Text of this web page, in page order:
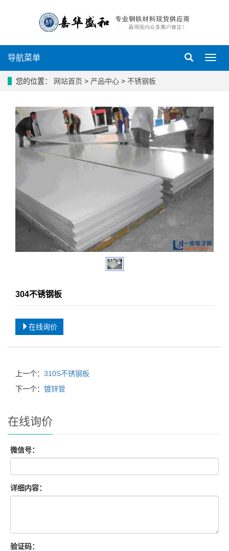
导
导航菜单
您的位置： 网站首页 > 产品中心 > 不锈钢板
304不锈钢板
在线询价
上一个： 310S不锈钢板
下一个： 镀锌管
在线询价
微信号：
详细内容：
验证码：